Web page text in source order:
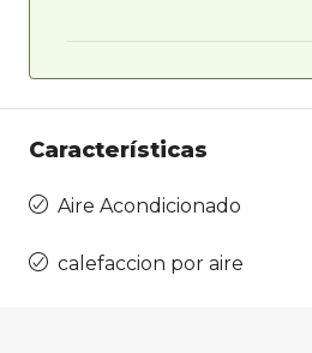
Características
Aire Acondicionado
calefaccion por aire